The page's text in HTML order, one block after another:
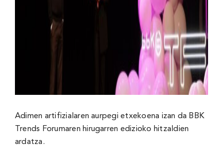
Adimen artifizialaren aurpegi etxekoena izan da BBK
Trends Forumaren hirugarren edizioko hitzaldien
ardatza.